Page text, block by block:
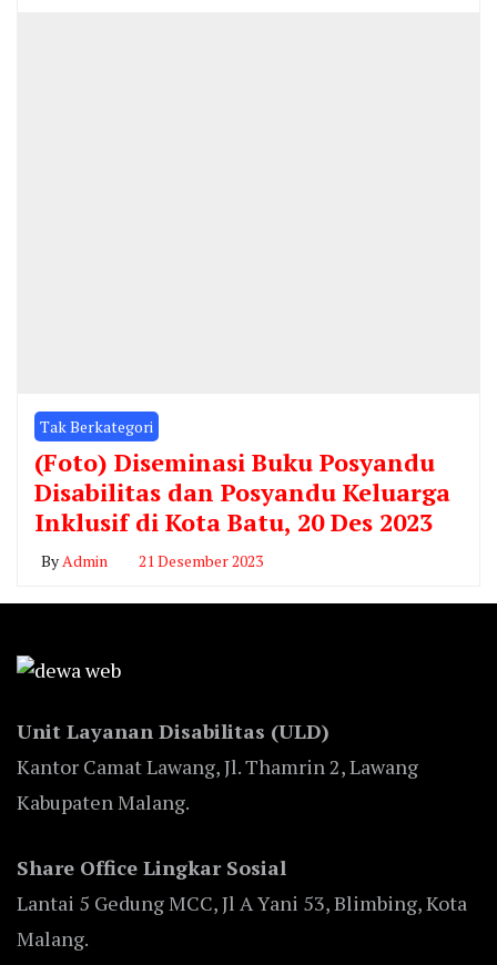
Tak Berkategori
(Foto) Diseminasi Buku Posyandu
Disabilitas dan Posyandu Keluarga
Inklusif di Kota Batu, 20 Des 2023
By Admin 21 Desember 2023
Unit Layanan Disabilitas (ULD)
Kantor Camat Lawang, Jl. Thamrin 2, Lawang
Kabupaten Malang.
Share Office Lingkar Sosial
Lantai 5 Gedung MCC, Jl A Yani 53, Blimbing, Kota
Malang.